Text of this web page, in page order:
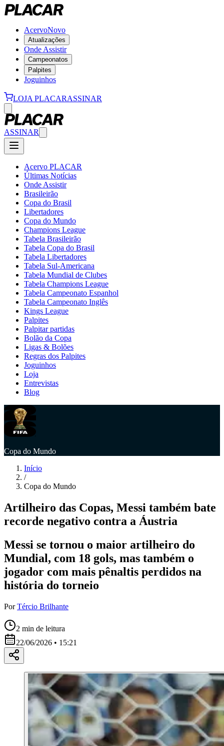
AcervoNovo
Atualizações
Onde Assistir
Campeonatos
Palpites
Joguinhos
LOJA PLACARASSINAR
ASSINAR
Acervo PLACAR
Últimas Notícias
Onde Assistir
Brasileirão
Copa do Brasil
Libertadores
Copa do Mundo
Champions League
Tabela Brasileirão
Tabela Copa do Brasil
Tabela Libertadores
Tabela Sul-Americana
Tabela Mundial de Clubes
Tabela Champions League
Tabela Campeonato Espanhol
Tabela Campeonato Inglês
Kings League
Palpites
Palpitar partidas
Bolão da Copa
Ligas & Bolões
Regras dos Palpites
Joguinhos
Loja
Entrevistas
Blog
Copa do Mundo
Início
/
Copa do Mundo
Artilheiro das Copas, Messi também bate
recorde negativo contra a Áustria
Messi se tornou o maior artilheiro do
Mundial, com 18 gols, mas também o
jogador com mais pênaltis perdidos na
história do torneio
Por Tércio Brilhante
2 min de leitura
22/06/2026 • 15:21